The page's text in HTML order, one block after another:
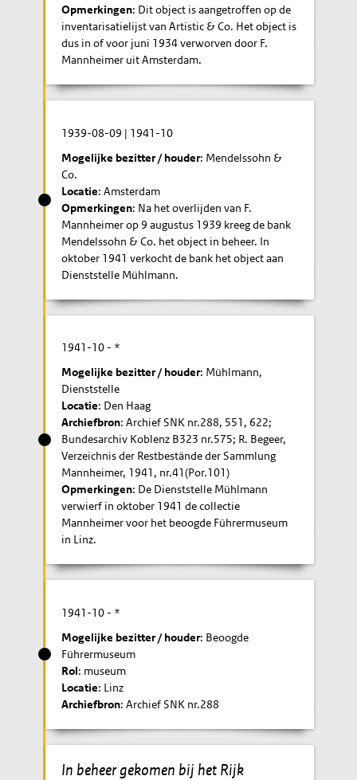
Opmerkingen: Dit object is aangetroffen op de
inventarisatielijst van Artistic & Co. Het object is
dus in of voor juni 1934 verworven door F.
Mannheimer uit Amsterdam.
1939-08-09 | 1941-10
Mogelijke bezitter / houder: Mendelssohn &
Co.
Locatie: Amsterdam
Opmerkingen: Na het overlijden van F.
Mannheimer op 9 augustus 1939 kreeg de bank
Mendelssohn & Co. het object in beheer. In
oktober 1941 verkocht de bank het object aan
Dienststelle Mühlmann.
1941-10 - *
Mogelijke bezitter / houder: Mühlmann,
Dienststelle
Locatie: Den Haag
Archiefbron: Archief SNK nr.288, 551, 622;
Bundesarchiv Koblenz B323 nr.575; R. Begeer,
Verzeichnis der Restbestände der Sammlung
Mannheimer, 1941, nr.41(Por.101)
Opmerkingen: De Dienststelle Mühlmann
verwierf in oktober 1941 de collectie
Mannheimer voor het beoogde Führermuseum
in Linz.
1941-10 - *
Mogelijke bezitter / houder: Beoogde
Führermuseum
Rol: museum
Locatie: Linz
Archiefbron: Archief SNK nr.288
In beheer gekomen bij het Rijk